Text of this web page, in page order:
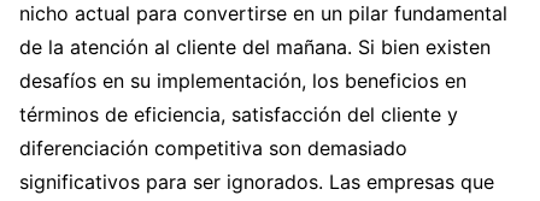
nicho actual para convertirse en un pilar fundamental
de la atención al cliente del mañana. Si bien existen
desafíos en su implementación, los beneficios en
términos de eficiencia, satisfacción del cliente y
diferenciación competitiva son demasiado
significativos para ser ignorados. Las empresas que